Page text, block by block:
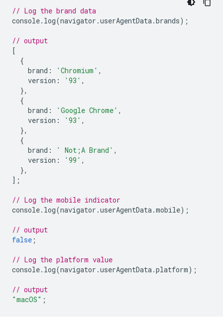
// Log the brand data
console. log(navigator .userAgentData.brands);
// output
[
{
brand : 'Chromium' ,
version : '93' ,
},
{
brand : 'Google Chrome' ,
version : '93' ,
},
{
brand : ' Not;A Brand' ,
version : '99' ,
},
];
// Log the mobile indicator
console. log(navigator .userAgentData.mobile);
// output
false ;
// Log the platform value
console. log(navigator .userAgentData.platform);
// output
"macOS" ;